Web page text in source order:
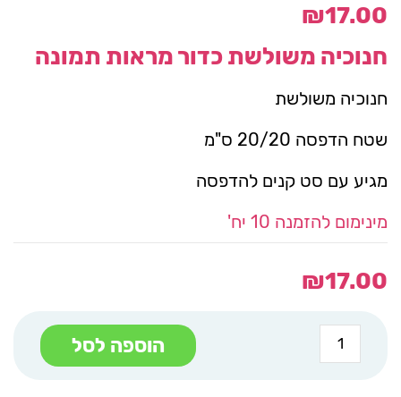
₪17.00
חנוכיה משולשת כדור מראות תמונה
חנוכיה משולשת
שטח הדפסה 20/20 ס"מ
מגיע עם סט קנים להדפסה
מינימום להזמנה 10 יח'
₪17.00
כמות
של
חנוכיה
הוספה לסל